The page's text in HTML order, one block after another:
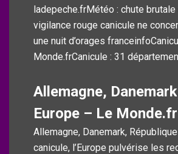
ladepeche.frMétéo : chute
vigilance rouge canicule ne
une nuit d’orages
Monde.frCanicule : 31
Allemagne,
Europe – Le Monde.fr
Allemagne, Danemark,
canicule, l’Europe pulvérise les